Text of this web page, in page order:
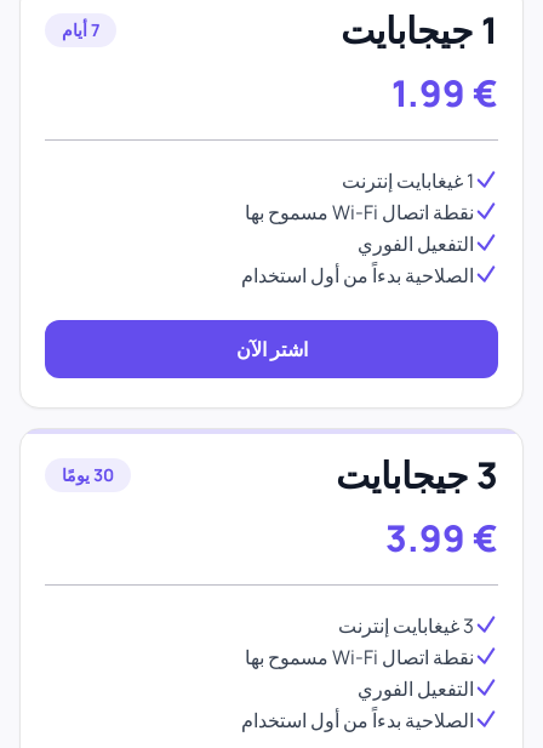
1 جيجابايت 7 أيام
1.99 €
1 غيغابايت إنترنت
نقطة اتصال Wi-Fi مسموح بها
التفعيل الفوري
الصلاحية بدءاً من أول استخدام
اشتر الآن
3 جيجابايت 30 يومًا
3.99 €
3 غيغابايت إنترنت
نقطة اتصال Wi-Fi مسموح بها
التفعيل الفوري
الصلاحية بدءاً من أول استخدام